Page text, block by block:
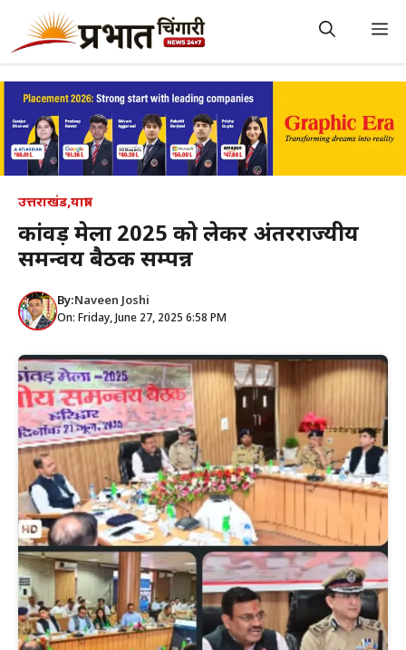
content
उत्तराखंड,यात्रा
कांवड़ मेला 2025 को लेकर अंतरराज्यीय
समन्वय बैठक सम्पन्न
By:Naveen Joshi
On: Friday, June 27, 2025 6:58 PM